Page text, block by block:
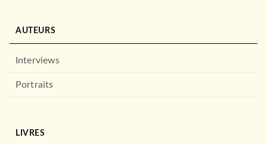
AUTEURS
Interviews
Portraits
LIVRES